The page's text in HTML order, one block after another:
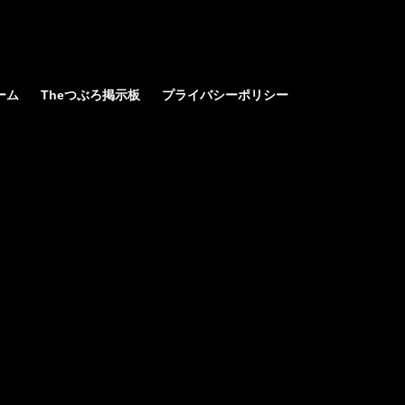
ム Theつぶろ掲示板 プライバシーポリシー